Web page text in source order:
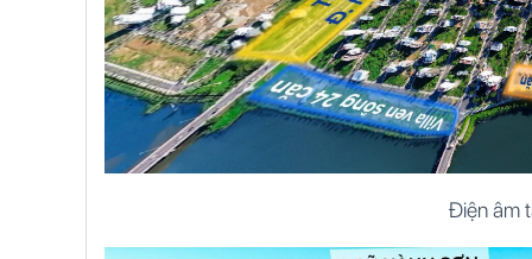
Điện âm